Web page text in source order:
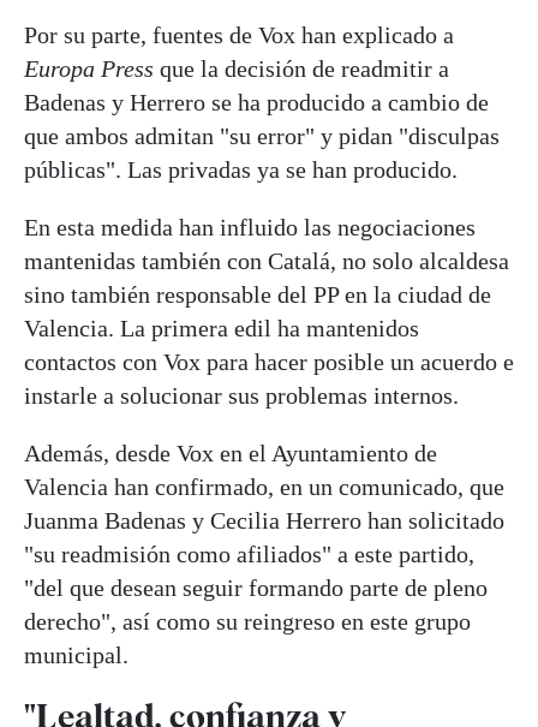
Por su parte, fuentes de Vox han explicado a
Europa Press que la decisión de readmitir a
Badenas y Herrero se ha producido a cambio de
que ambos admitan "su error" y pidan "disculpas
públicas". Las privadas ya se han producido.
En esta medida han influido las negociaciones
mantenidas también con Catalá, no solo alcaldesa
sino también responsable del PP en la ciudad de
Valencia. La primera edil ha mantenidos
contactos con Vox para hacer posible un acuerdo e
instarle a solucionar sus problemas internos.
Además, desde Vox en el Ayuntamiento de
Valencia han confirmado, en un comunicado, que
Juanma Badenas y Cecilia Herrero han solicitado
"su readmisión como afiliados" a este partido,
"del que desean seguir formando parte de pleno
derecho", así como su reingreso en este grupo
municipal.
"Lealtad, confianza y